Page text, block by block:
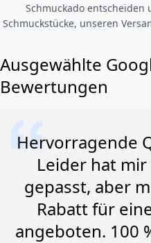
Schmuckado entscheiden
Schmuckstücke, unseren
Ausgewählte
Bewertungen
Hervorragende
Leider hat
gepasst, aber
Rabatt für
angeboten. 100